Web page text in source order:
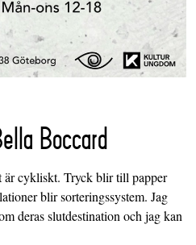
Boccard
cykliskt. Tryck blir till papper
blir sorteringssystem. Jag
deras slutdestination och jag kan